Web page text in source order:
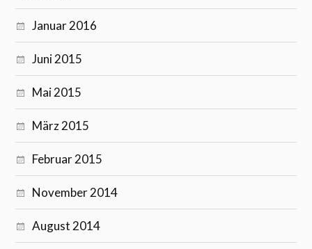
Januar 2016
Juni 2015
Mai 2015
März 2015
Februar 2015
November 2014
August 2014